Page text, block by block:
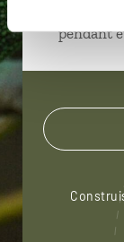
pendant